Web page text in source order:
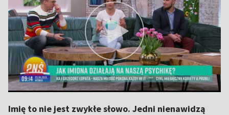
Imię to nie jest zwykłe słowo. Jedni nienawidzą